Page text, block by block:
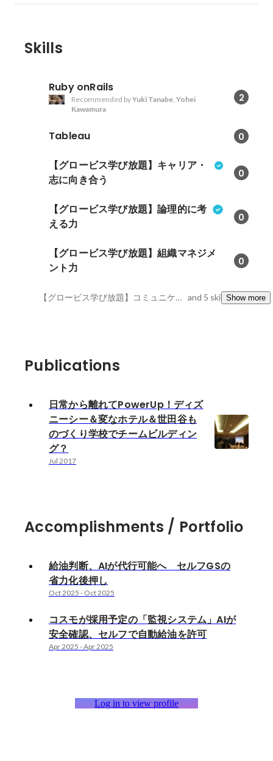
Skills
Ruby onRails
2
Recommended byYuki Tanabe, Yohei
Kawamura
Tableau 0
【グロービス学び放題】キャリア・
志に向き合う
0
【グロービス学び放題】論理的に考
える力
0
【グロービス学び放題】組織マネジメ
ント力
0
【グロービス学び放題】コミュニケーション力・実現する力, Ruby on Rails 5, MySQL and 5 skillsShow more
Publications
日常から離れてPowerUp！ディズ
ニーシー＆変なホテル＆世田谷も
のづくり学校でチームビルディン
グ？
Jul 2017
Accomplishments / Portfolio
給油判断、AIが代行可能へ セルフGSの
省力化後押し
Oct 2025 - Oct 2025
コスモが採用予定の「監視システム」AIが
安全確認、セルフで自動給油を許可
Apr 2025 -Apr 2025
Log in to view profile